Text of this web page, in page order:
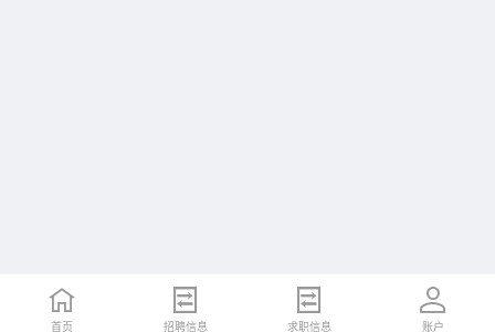
首页 招聘信息 求职信息 账户